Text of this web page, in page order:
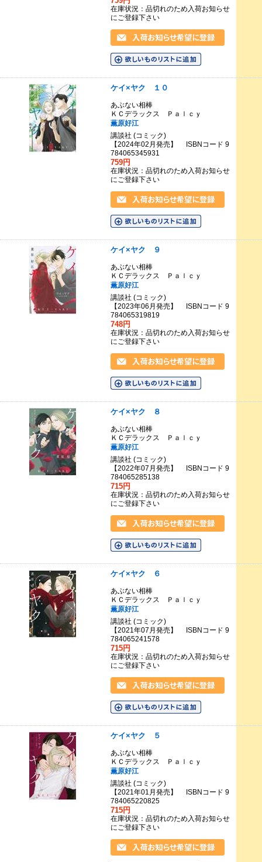
在庫状況：品切れのため入荷お知らせ
にご登録下さい
ケイ×ヤク １０
あぶない相棒
ＫＣデラックス Ｐａｌｃｙ
薫原好江
講談社 (コミック)
【2024年02月発売】 ISBNコード 9
784065345931
759円
在庫状況：品切れのため入荷お知らせ
にご登録下さい
ケイ×ヤク ９
あぶない相棒
ＫＣデラックス Ｐａｌｃｙ
薫原好江
講談社 (コミック)
【2023年06月発売】 ISBNコード 9
784065319819
748円
在庫状況：品切れのため入荷お知らせ
にご登録下さい
ケイ×ヤク ８
あぶない相棒
ＫＣデラックス Ｐａｌｃｙ
薫原好江
講談社 (コミック)
【2022年07月発売】 ISBNコード 9
784065285138
715円
在庫状況：品切れのため入荷お知らせ
にご登録下さい
ケイ×ヤク ６
あぶない相棒
ＫＣデラックス Ｐａｌｃｙ
薫原好江
講談社 (コミック)
【2021年07月発売】 ISBNコード 9
784065241578
715円
在庫状況：品切れのため入荷お知らせ
にご登録下さい
ケイ×ヤク ５
あぶない相棒
ＫＣデラックス Ｐａｌｃｙ
薫原好江
講談社 (コミック)
【2021年01月発売】 ISBNコード 9
784065220825
715円
在庫状況：品切れのため入荷お知らせ
にご登録下さい